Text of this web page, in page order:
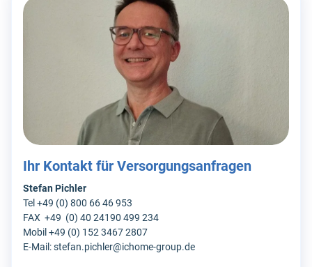
Ihr Kontakt für Versorgungsanfragen
Stefan Pichler
Tel +49 (0) 800 66 46 953
FAX +49 (0) 40 24190 499 234
Mobil +49 (0) 152 3467 2807
E-Mail: stefan.pichler@ichome-group.de